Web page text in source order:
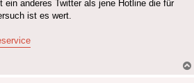
ein anderes Twitter als jene Hotline die für
ist es wert.